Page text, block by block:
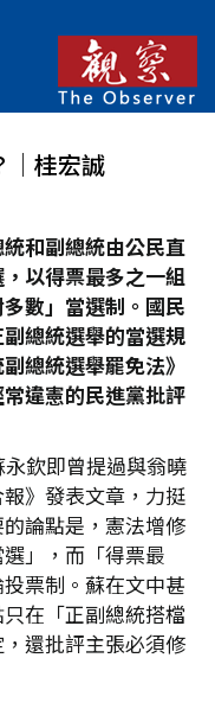
│桂宏誠
和副總統由公民直
以得票最多之一組
數」當選制。國民
總統選舉的當選規
總統選舉罷免法》
違憲的民進黨批評
欽即曾提過與翁曉
》發表文章，力挺
論點是，憲法增修
」，而「得票最
票制。蘇在文中甚
在「正副總統搭檔
還批評主張必須修